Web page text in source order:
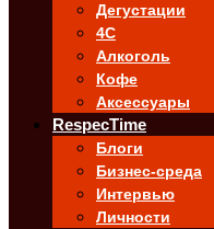
Дегустации
4C
Алкоголь
Кофе
Аксессуары
RespecTime
Блоги
Бизнес-среда
Интервью
Личности